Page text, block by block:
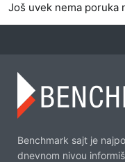
Još uvek nema poruka
Benchmark sajt je
dnevnom nivou